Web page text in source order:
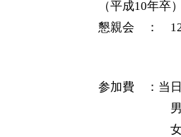
（平成10年卒
懇親会 ：
参加費 ：当日
男性
女性 8,000